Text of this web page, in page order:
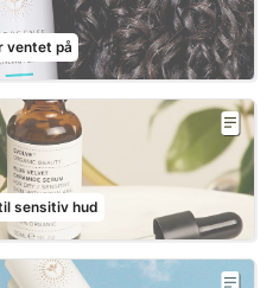
ventet på
sensitiv hud